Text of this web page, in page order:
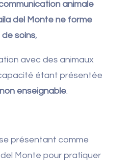
animale
del Monte ne forme
soins,
avec des animaux
étant présentée
enseignable.
présentant comme
Monte pour pratiquer